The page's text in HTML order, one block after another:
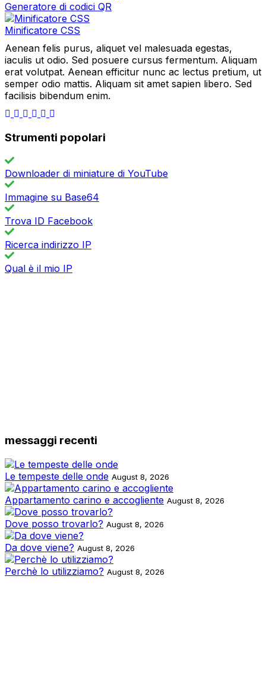
Generatore di codici QR
Minificatore CSS
Aenean felis purus, aliquet vel malesuada egestas,
iaculis ut odio. Sed posuere cursus fermentum. Aliquam
erat volutpat. Aenean efficitur nunc ac lectus pretium, ut
semper odio mattis. Aliquam sit amet sapien libero. Sed
facilisis bibendum enim.
Strumenti popolari
Downloader di miniature di YouTube
Immagine su Base64
Trova ID Facebook
Ricerca indirizzo IP
Qual è il mio IP
messaggi recenti
Le tempeste delle onde August 8, 2026
Appartamento carino e accogliente August 8, 2026
Dove posso trovarlo? August 8, 2026
Da dove viene? August 8, 2026
Perchè lo utilizziamo? August 8, 2026